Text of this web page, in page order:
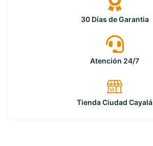
30 Días de Garantia
Atención 24/7
Tienda Ciudad Cayalá